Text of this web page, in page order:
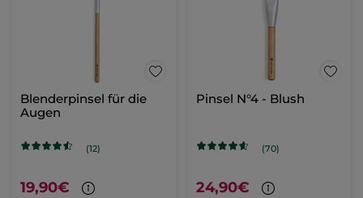
Blenderpinsel für die
Augen
(12)
19,90€
Pinsel N°4 - Blush
(70)
24,90€